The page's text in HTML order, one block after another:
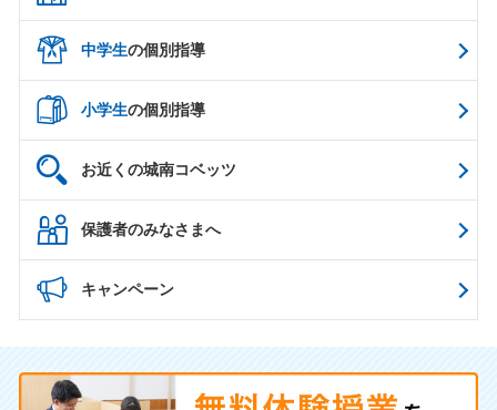
中学生の個別指導
小学生の個別指導
お近くの城南コベッツ
保護者のみなさまへ
キャンペーン